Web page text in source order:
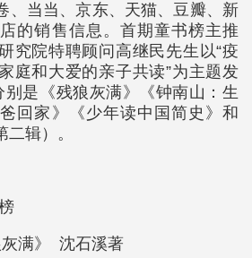
、当当、京东、天猫、豆瓣、新
的销售信息。首期童书榜主推
究院特聘顾问高继民先生以“疫
庭和大爱的亲子共读”为主题发
是《残狼灰满》《钟南山：生
回家》《少年读中国简史》和
二辑）。
满》 沈石溪著